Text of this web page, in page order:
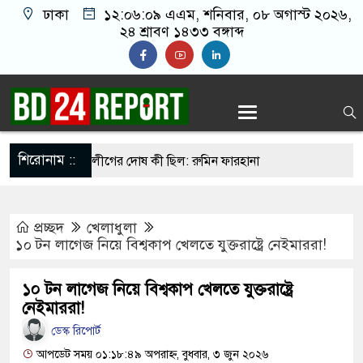
ঢাকা ১২:০৬:১০ এএম, শনিবার, ০৮ অগাস্ট ২০২৬,
২৪ শ্রাবণ ১৪৩৩ বঙ্গাব্দ
শিরোনাম ::
তাহলে আ.লীগের দোষ কী ছিল: রুমিন ফারহানা
মেসির বাবা
জালে উঠলো ৪৬ মণ ইলিশ, বিক্রি সাড়ে ৪৮ লাখ
প্রচ্ছদ
খেলাধুলা
১০ টন লাগেজ নিয়ে বিশ্বকাপ খেলতে যুক্তরাষ্ট্রে নেইমাররা!
১০ টন লাগেজ নিয়ে বিশ্বকাপ খেলতে যুক্তরাষ্ট্রে
নেইমাররা!
ডেস্ক রিপোর্ট
আপডেট সময় ০১:১৮:৪৯ অপরাহ্ন, বুধবার, ৩ জুন ২০২৬